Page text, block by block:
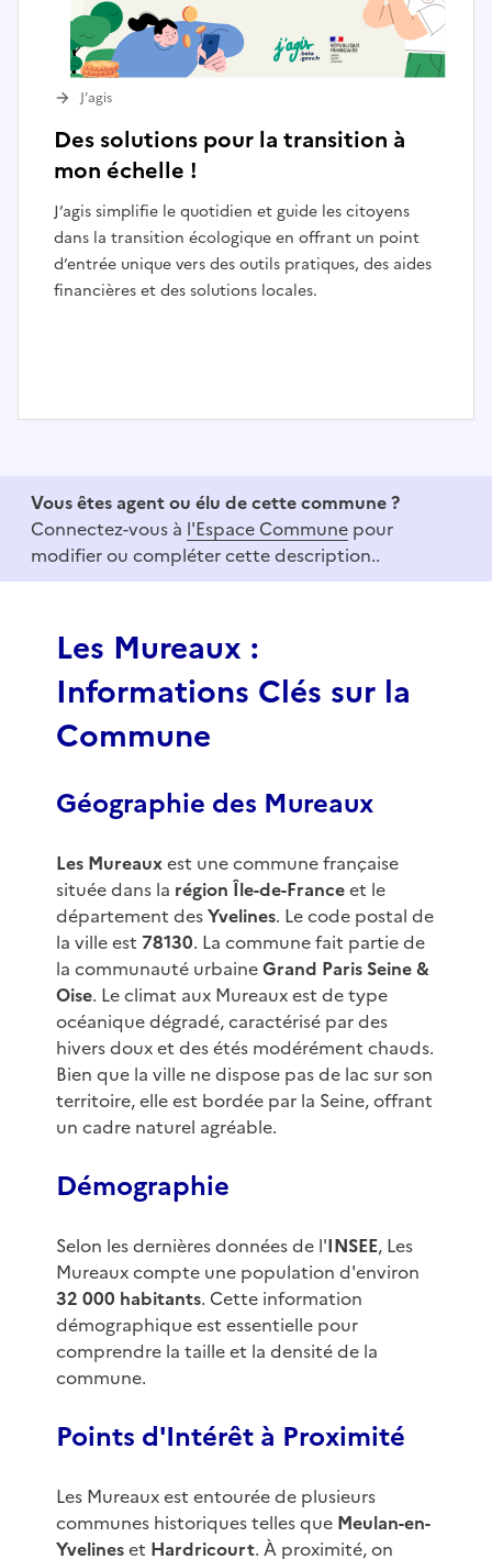
Des solutions pour la transition à
mon échelle !
J’agis simplifie le quotidien et guide les citoyens
dans la transition écologique en offrant un point
d’entrée unique vers des outils pratiques, des aides
financières et des solutions locales.
J’agis
f
Vous êtes agent ou élu de cette commune ?
Connectez-vous à l'Espace Commune pour
modifier ou compléter cette description..
Les Mureaux :
Informations Clés sur la
Commune
Géographie des Mureaux
Les Mureauxest une commune française
située dans la région Île-de-Franceet le
département desYvelines. Le code postal de
la ville est 78130. La commune fait partie de
la communauté urbaineGrand Paris Seine &
Oise. Le climat aux Mureaux est de type
océanique dégradé, caractérisé par des
hivers doux et des étés modérément chauds.
Bien que la ville ne dispose pas de lac sur son
territoire, elle est bordée par la Seine, offrant
un cadre naturel agréable.
Démographie
Selon les dernières données de l'INSEE, Les
Mureaux compte une population d'environ
32 000 habitants. Cette information
démographique est essentielle pour
comprendre la taille et la densité de la
commune.
Points d'Intérêt à Proximité
Les Mureaux est entourée de plusieurs
communes historiques telles que Meulan-en-
Yvelineset Hardricourt. À proximité, on